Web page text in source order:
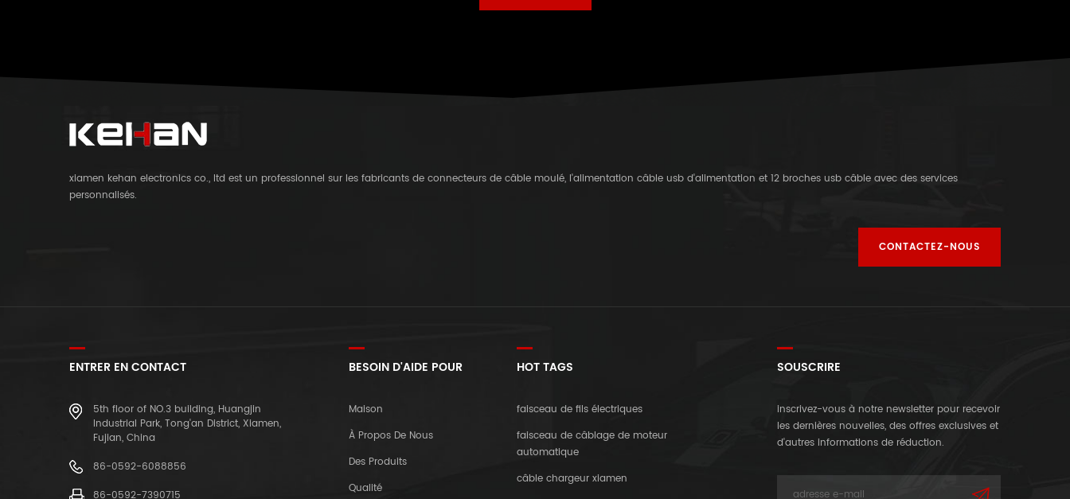
xiamen kehan electronics co., ltd est un professionnel sur les fabricants de connecteurs de câble moulé, l'alimentation câble usb d'alimentation et 12 broches usb câble avec des services
personnalisés.
CONTACTEZ-NOUS
ENTRER EN CONTACT
5th floor of NO.3 building, Huangjin
Industrial Park, Tong'an District, Xiamen,
Fujian, China
86-0592-6088856
86-0592-7390715
BESOIN D'AIDE POUR
Maison
À Propos De Nous
Des Produits
Qualité
HOT TAGS
faisceau de fils électriques
faisceau de câblage de moteur
automatique
câble chargeur xiamen
SOUSCRIRE
inscrivez-vous à notre newsletter pour recevoir
les dernières nouvelles, des offres exclusives et
d'autres informations de réduction.